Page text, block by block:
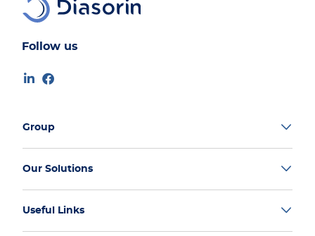
Follow us
Group
Our Solutions
Useful Links